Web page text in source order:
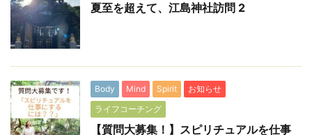
夏至を超えて、江島神社訪問 2
Body Mind Spirit
お知らせ
ライフコーチング
【質問大募集！】スピリチュアルを仕事